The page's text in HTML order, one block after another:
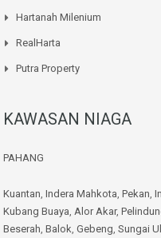
Hartanah Milenium
RealHarta
Putra Property
KAWASAN NIAGA
PAHANG
Kuantan, Indera Mahkota, Pekan,
Kubang Buaya, Alor Akar,
Beserah, Balok, Gebeng, Sungai